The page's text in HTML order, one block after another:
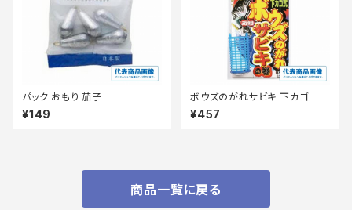
パック おもり 茄子
¥149
ボウズのがれサビキ 下カゴ
¥457
商品一覧に戻る